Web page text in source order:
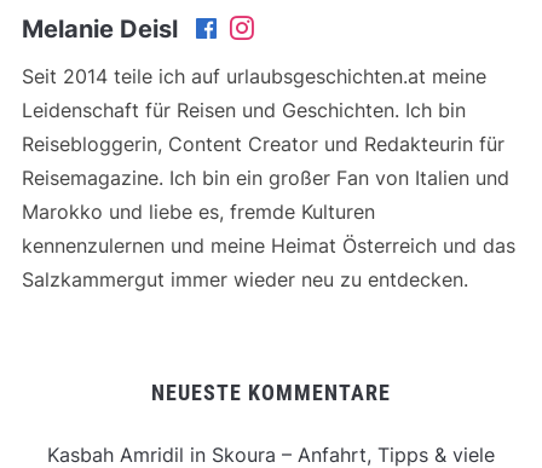
Melanie Deisl
Seit 2014 teile ich auf urlaubsgeschichten.at meine
Leidenschaft für Reisen und Geschichten. Ich bin
Reisebloggerin, Content Creator und Redakteurin für
Reisemagazine. Ich bin ein großer Fan von Italien und
Marokko und liebe es, fremde Kulturen
kennenzulernen und meine Heimat Österreich und das
Salzkammergut immer wieder neu zu entdecken.
NEUESTE KOMMENTARE
Kasbah Amridil in Skoura – Anfahrt, Tipps & viele